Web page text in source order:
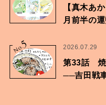
【真木あ
月前半の
No.
5 2026.07.29
第33話 焼
──吉田戦